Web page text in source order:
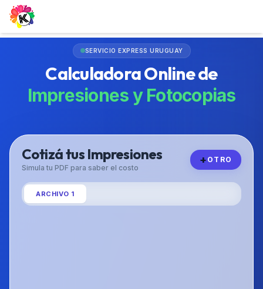
SERVICIO EXPRESS URUGUAY
Calculadora Online de
Impresiones y Fotocopias
Cotizá tus Impresiones
Simula tu PDF para saber el costo
+ OTRO
ARCHIVO 1